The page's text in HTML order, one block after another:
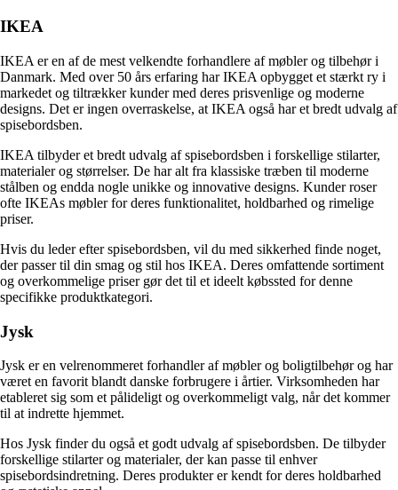
IKEA
IKEA er en af de mest velkendte forhandlere af møbler og tilbehør i
Danmark. Med over 50 års erfaring har IKEA opbygget et stærkt ry i
markedet og tiltrækker kunder med deres prisvenlige og moderne
designs. Det er ingen overraskelse, at IKEA også har et bredt udvalg af
spisebordsben.
IKEA tilbyder et bredt udvalg af spisebordsben i forskellige stilarter,
materialer og størrelser. De har alt fra klassiske træben til moderne
stålben og endda nogle unikke og innovative designs. Kunder roser
ofte IKEAs møbler for deres funktionalitet, holdbarhed og rimelige
priser.
Hvis du leder efter spisebordsben, vil du med sikkerhed finde noget,
der passer til din smag og stil hos IKEA. Deres omfattende sortiment
og overkommelige priser gør det til et ideelt købssted for denne
specifikke produktkategori.
Jysk
Jysk er en velrenommeret forhandler af møbler og boligtilbehør og har
været en favorit blandt danske forbrugere i årtier. Virksomheden har
etableret sig som et pålideligt og overkommeligt valg, når det kommer
til at indrette hjemmet.
Hos Jysk finder du også et godt udvalg af spisebordsben. De tilbyder
forskellige stilarter og materialer, der kan passe til enhver
spisebordsindretning. Deres produkter er kendt for deres holdbarhed